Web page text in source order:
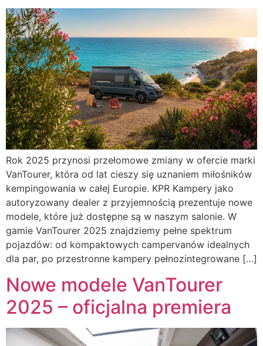
Rok 2025 przynosi przełomowe zmiany w ofercie marki
VanTourer, która od lat cieszy się uznaniem miłośników
kempingowania w całej Europie. KPR Kampery jako
autoryzowany dealer z przyjemnością prezentuje nowe
modele, które już dostępne są w naszym salonie. W
gamie VanTourer 2025 znajdziemy pełne spektrum
pojazdów: od kompaktowych campervanów idealnych
dla par, po przestronne kampery pełnozintegrowane […]
Nowe modele VanTourer
2025 – oficjalna premiera